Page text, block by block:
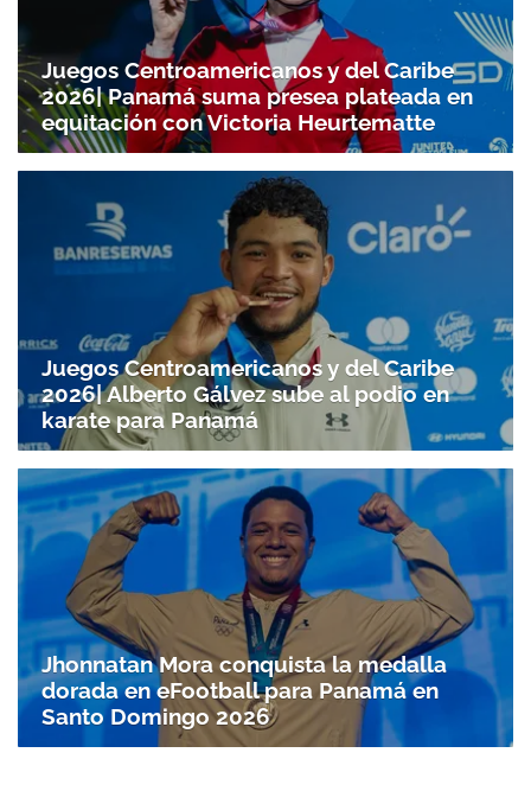
Juegos Centroamericanos y del Caribe
2026| Panamá suma presea plateada en
equitación con Victoria Heurtematte
Juegos Centroamericanos y del Caribe
2026| Alberto Gálvez sube al podio en
karate para Panamá
Jhonnatan Mora conquista la medalla
dorada en eFootball para Panamá en
Santo Doming­o 2026